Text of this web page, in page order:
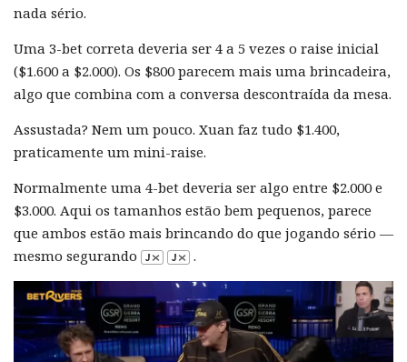
nada sério.
Uma 3-bet correta deveria ser 4 a 5 vezes o raise inicial
($1.600 a $2.000). Os $800 parecem mais uma brincadeira,
algo que combina com a conversa descontraída da mesa.
Assustada? Nem um pouco. Xuan faz tudo $1.400,
praticamente um mini-raise.
Normalmente uma 4-bet deveria ser algo entre $2.000 e
$3.000. Aqui os tamanhos estão bem pequenos, parece
que ambos estão mais brincando do que jogando sério —
mesmo segurando
.